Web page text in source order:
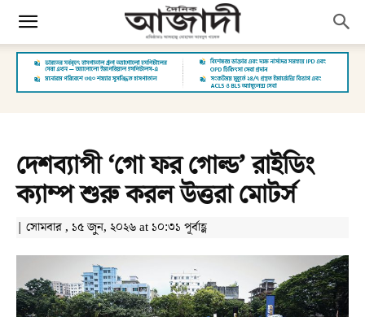
দেশব্যাপী ‘গো ফর গোল্ড’ রাইডিং
ক্যাম্প শুরু করল উত্তরা মোটর্স
| সোমবার , ১৫ জুন, ২০২৬ at ১০:৩১ পূর্বাহ্ণ